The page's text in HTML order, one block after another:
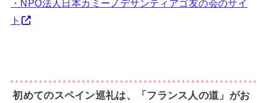
・NPO法人日本カミーノデサンティアゴ友の会のサイ
ト
初めてのスペイン巡礼は、「フランス人の道」がお